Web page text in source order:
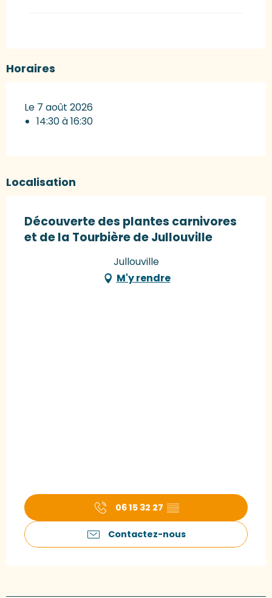
Horaires
Le 7 août 2026
14:30 à 16:30
Localisation
Découverte des plantes carnivores
et de la Tourbière de Jullouville
Jullouville
M'y rendre
06 15 32 27 ▒▒
Contactez-nous